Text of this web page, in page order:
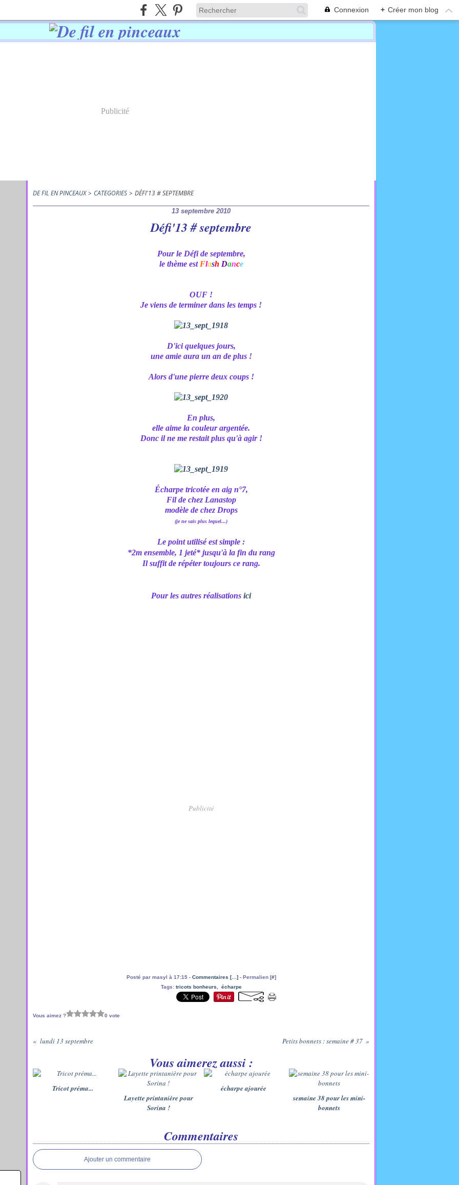
Connexion + Créer mon blog
Publicité
DE FIL EN PINCEAUX > CATEGORIES > DÉFI'13 # SEPTEMBRE
13 septembre 2010
Défi'13 # septembre
Pour le Défi de septembre,
le thème est Flash Dance
OUF !
Je viens de terminer dans les temps !
D'ici quelques jours,
une amie aura un an de plus !
Alors d'une pierre deux coups !
En plus,
elle aime la couleur argentée.
Donc il ne me restait plus qu'à agir !
Écharpe tricotée en aig n°7,
Fil de chez Lanastop
modèle de chez Drops
(je ne sais plus lequel...)
Le point utilisé est simple :
*2m ensemble, 1 jeté* jusqu'à la fin du rang
Il suffit de répéter toujours ce rang.
Pour les autres réalisations ici
Publicité
Posté par masyl à 17:15 - Commentaires [… ]- Permalien [#]
Tags: tricots bonheurs écharpe
Vous aimez ? 0 vote
lundi 13 septembre Petits bonnets : semaine # 37
Vous aimerez aussi :
Tricot préma...
Layette printanière pour
Sorina !
écharpe ajourée
semaine 38 pour les mini-
bonnets
Commentaires
Ajouter un commentaire